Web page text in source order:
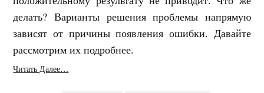
делать? Варианты решения проблемы напрямую
зависят от причины появления ошибки. Давайте
рассмотрим их подробнее.
Читать Далее…